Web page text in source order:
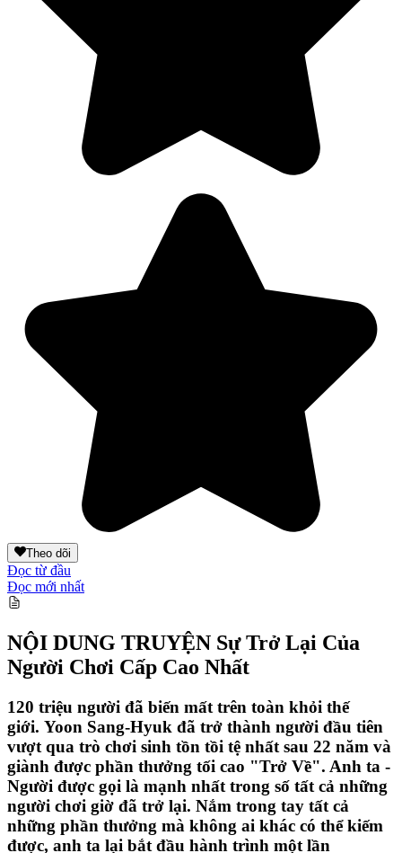
Theo dõi
Đọc từ đầu
Đọc mới nhất
NỘI DUNG TRUYỆN Sự Trở Lại Của
Người Chơi Cấp Cao Nhất
120 triệu người đã biến mất trên toàn khỏi thế
giới. Yoon Sang-Hyuk đã trở thành người đầu tiên
vượt qua trò chơi sinh tồn tồi tệ nhất sau 22 năm và
giành được phần thưởng tối cao "Trở Về". Anh ta -
Người được gọi là mạnh nhất trong số tất cả những
người chơi giờ đã trở lại. Nắm trong tay tất cả
những phần thưởng mà không ai khác có thể kiếm
được, anh ta lại bắt đầu hành trình một lần